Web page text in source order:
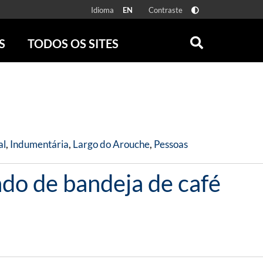
Idioma EN Contraste
TODOS OS SITES
TESTEMUNHA OCULAR
CLARICE LISPECTOR
SERROTE
, Indumentária, Largo do Arouche, Pessoas
de bandeja de café